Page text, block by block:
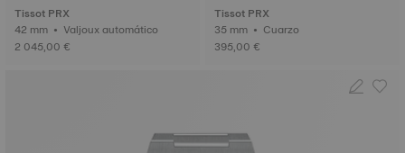
Tissot PRX
42 mm • Valjoux automático
2 045,00 €
Tissot PRX
35 mm • Cuarzo
395,00 €